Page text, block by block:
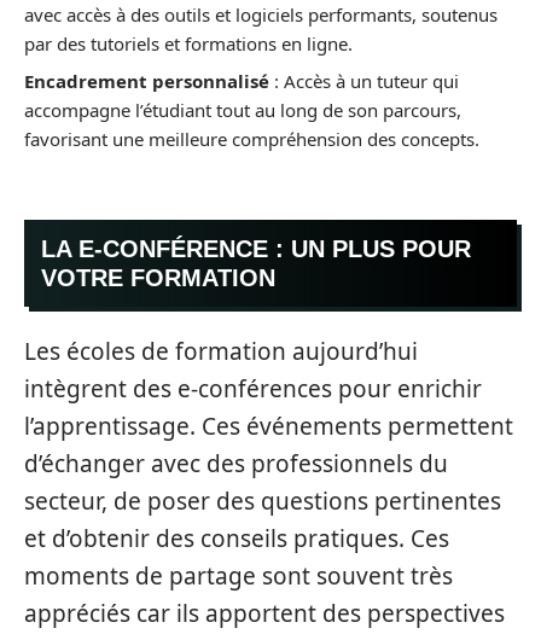
avec accès à des outils et logiciels performants, soutenus
par des tutoriels et formations en ligne.
Encadrement personnalisé : Accès à un tuteur qui
accompagne l’étudiant tout au long de son parcours,
favorisant une meilleure compréhension des concepts.
LA E-CONFÉRENCE : UN PLUS POUR
VOTRE FORMATION
Les écoles de formation aujourd’hui
intègrent des e-conférences pour enrichir
l’apprentissage. Ces événements permettent
d’échanger avec des professionnels du
secteur, de poser des questions pertinentes
et d’obtenir des conseils pratiques. Ces
moments de partage sont souvent très
appréciés car ils apportent des perspectives